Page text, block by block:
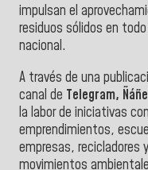
impulsan el
residuos sólidos en
nacional.
A través de una
canal de Telegram,
la labor de iniciativas
emprendimientos,
empresas, recicladores y
movimientos